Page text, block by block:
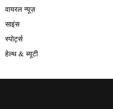
वायरल न्यूज़
साइंस
स्पोर्ट्स
हेल्थ & ब्यूटी